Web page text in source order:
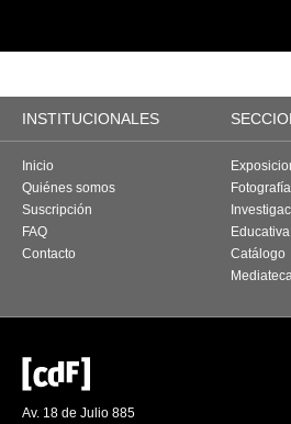
INSTITUCIONALES
Inicio
Quiénes somos
Suscripción
FAQ
Contacto
Educativa
Catálogo
Av. 18 de Julio 885